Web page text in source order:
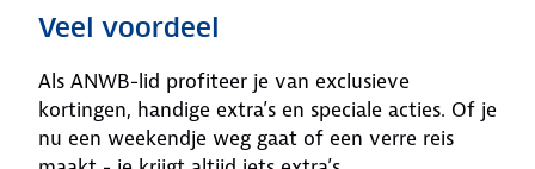
Veel voordeel
Als ANWB-lid profiteer je van exclusieve
kortingen, handige extra’s en speciale acties. Of je
nu een weekendje weg gaat of een verre reis